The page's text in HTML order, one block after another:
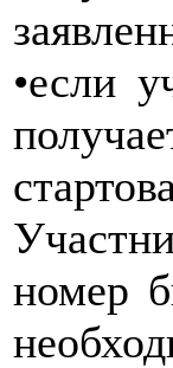
•если
номер